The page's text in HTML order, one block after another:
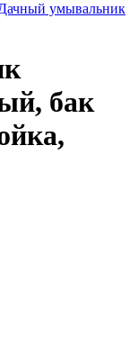
умывальник
бак